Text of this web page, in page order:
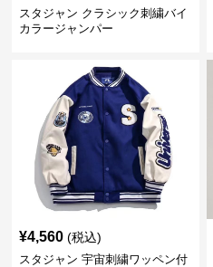
スタジャン クラシック刺繍バイ
カラージャンパー
¥4,560 (税込)
スタジャン 宇宙刺繍ワッペン付